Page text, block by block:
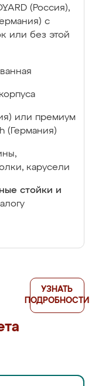
(Россия),
с
или без этой
или премиум
(Германия)
карусели
стойки и
УЗНАТЬ
ПОДРОБНОСТИ